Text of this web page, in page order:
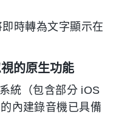
時轉為文字顯示在
的原生功能
統（包含部分 iOS
內建錄音機已具備